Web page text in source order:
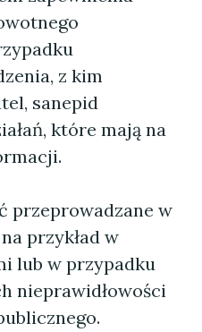
z kim
sanepid
które mają na
przeprowadzane w
przykład w
lub w przypadku
nieprawidłowości